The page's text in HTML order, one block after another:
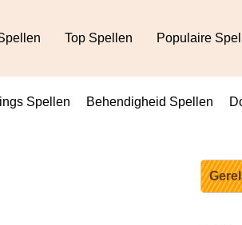
Top Spellen Populaire
Spellen Behendigheid Spellen